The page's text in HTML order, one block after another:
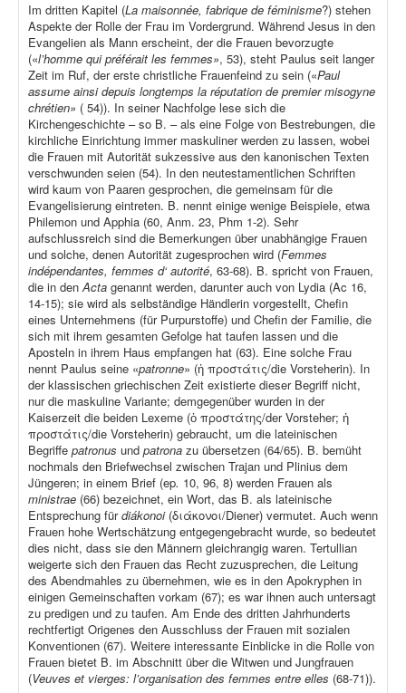
Im dritten Kapitel (La maisonnée, fabrique de féminisme?) stehen
Aspekte der Rolle der Frau im Vordergrund. Während Jesus in den
Evangelien als Mann erscheint, der die Frauen bevorzugte
(«l’homme qui préférait les femmes», 53), steht Paulus seit langer
Zeit im Ruf, der erste christliche Frauenfeind zu sein («Paul
assume ainsi depuis longtemps la réputation de premier misogyne
chrétien» ( 54)). In seiner Nachfolge lese sich die
Kirchengeschichte – so B. – als eine Folge von Bestrebungen, die
kirchliche Einrichtung immer maskuliner werden zu lassen, wobei
die Frauen mit Autorität sukzessive aus den kanonischen Texten
verschwunden seien (54). In den neutestamentlichen Schriften
wird kaum von Paaren gesprochen, die gemeinsam für die
Evangelisierung eintreten. B. nennt einige wenige Beispiele, etwa
Philemon und Apphia (60, Anm. 23, Phm 1-2). Sehr
aufschlussreich sind die Bemerkungen über unabhängige Frauen
und solche, denen Autorität zugesprochen wird (Femmes
indépendantes, femmes d‘ autorité, 63-68). B. spricht von Frauen,
die in denActa genannt werden, darunter auch von Lydia (Ac 16,
14-15); sie wird als selbständige Händlerin vorgestellt, Chefin
eines Unternehmens (für Purpurstoffe) und Chefin der Familie, die
sich mit ihrem gesamten Gefolge hat taufen lassen und die
Aposteln in ihrem Haus empfangen hat (63). Eine solche Frau
nennt Paulus seine «patronne» (ἡ προστάτις/die Vorsteherin). In
der klassischen griechischen Zeit existierte dieser Begriff nicht,
nur die maskuline Variante; demgegenüber wurden in der
Kaiserzeit die beiden Lexeme (ὁ προστάτης/der Vorsteher; ἡ
προστάτις/die Vorsteherin) gebraucht, um die lateinischen
Begriffe patronus und patrona zu übersetzen (64/65). B. bemüht
nochmals den Briefwechsel zwischen Trajan und Plinius dem
Jüngeren; in einem Brief (ep. 10, 96, 8) werden Frauen als
ministrae (66) bezeichnet, ein Wort, das B. als lateinische
Entsprechung fürdiákonoi (διάκονοι/Diener) vermutet. Auch wenn
Frauen hohe Wertschätzung entgegengebracht wurde, so bedeutet
dies nicht, dass sie den Männern gleichrangig waren. Tertullian
weigerte sich den Frauen das Recht zuzusprechen, die Leitung
des Abendmahles zu übernehmen, wie es in den Apokryphen in
einigen Gemeinschaften vorkam (67); es war ihnen auch untersagt
zu predigen und zu taufen. Am Ende des dritten Jahrhunderts
rechtfertigt Origenes den Ausschluss der Frauen mit sozialen
Konventionen (67). Weitere interessante Einblicke in die Rolle von
Frauen bietet B. im Abschnitt über die Witwen und Jungfrauen
(Veuves et vierges: l’organisation des femmes entre elles (68-71)).